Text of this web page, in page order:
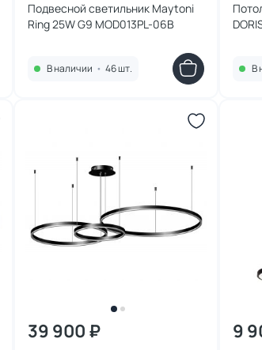
Подвесной светильник Maytoni
Ring 25W G9 MOD013PL-06B
В наличии • 46 шт. В
39 900 ₽ 9